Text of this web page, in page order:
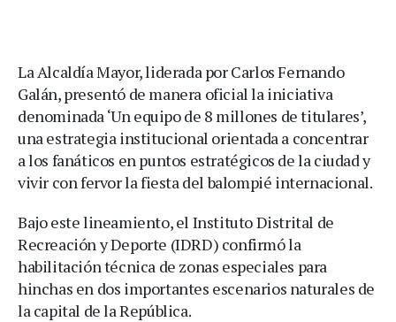
La Alcaldía Mayor, liderada por Carlos Fernando
Galán, presentó de manera oficial la iniciativa
denominada ‘Un equipo de 8 millones de titulares’,
una estrategia institucional orientada a concentrar
a los fanáticos en puntos estratégicos de la ciudad y
vivir con fervor la fiesta del balompié internacional.
Bajo este lineamiento, el Instituto Distrital de
Recreación y Deporte (IDRD) confirmó la
habilitación técnica de zonas especiales para
hinchas en dos importantes escenarios naturales de
la capital de la República.